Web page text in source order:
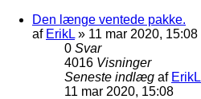
Den længe ventede pakke.
af ErikL » 11 mar 2020, 15:08
0 Svar
4016 Visninger
Seneste indlæg af ErikL
11 mar 2020, 15:08